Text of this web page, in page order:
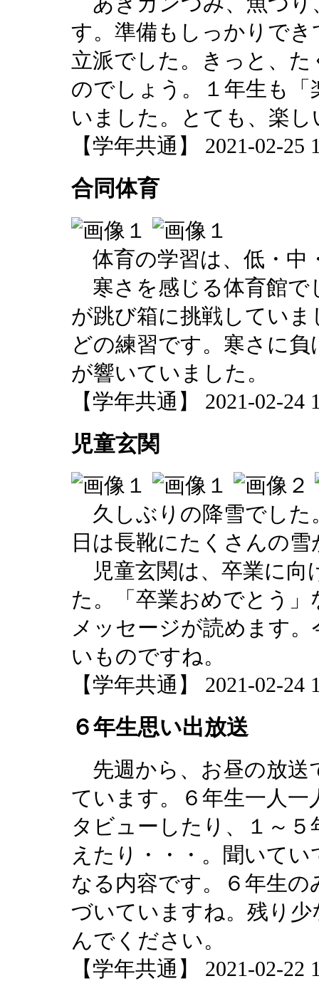
す。準備もしっかりで
立派でした。きっと、
のでしょう。１年生も
いました。とても、楽
【学年共通】 2021-02-25
合同体育
体育の学習は、低・中
寒さを感じる体育館で
が跳び箱に挑戦してい
どの練習です。寒さに
が響いていました。
【学年共通】 2021-02-24
児童玄関
久しぶりの降雪でした
日は長靴にたくさんの
児童玄関は、卒業に向
た。「卒業おめでとう
メッセージが読めます
いものですね。
【学年共通】 2021-02-24
６年生思い出放送
先週から、お昼の放送
ています。６年生一人
タビューしたり、１～
えたり・・・。聞いて
なる内容です。６年生
づいていますね。残り
んでください。
【学年共通】 2021-02-22